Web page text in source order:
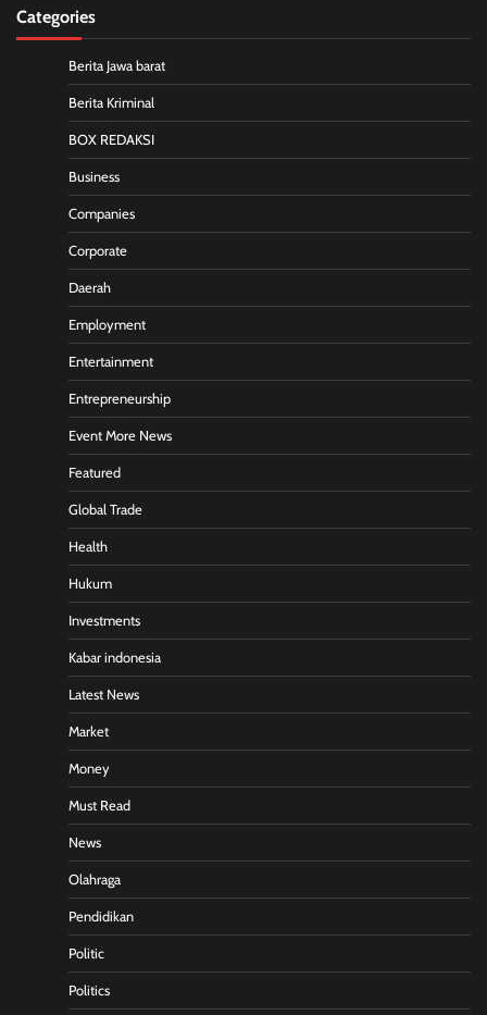
Categories
Berita Jawa barat
Berita Kriminal
BOX REDAKSI
Business
Companies
Corporate
Daerah
Employment
Entertainment
Entrepreneurship
Event More News
Featured
Global Trade
Health
Hukum
Investments
Kabar indonesia
Latest News
Market
Money
Must Read
News
Olahraga
Pendidikan
Politic
Politics